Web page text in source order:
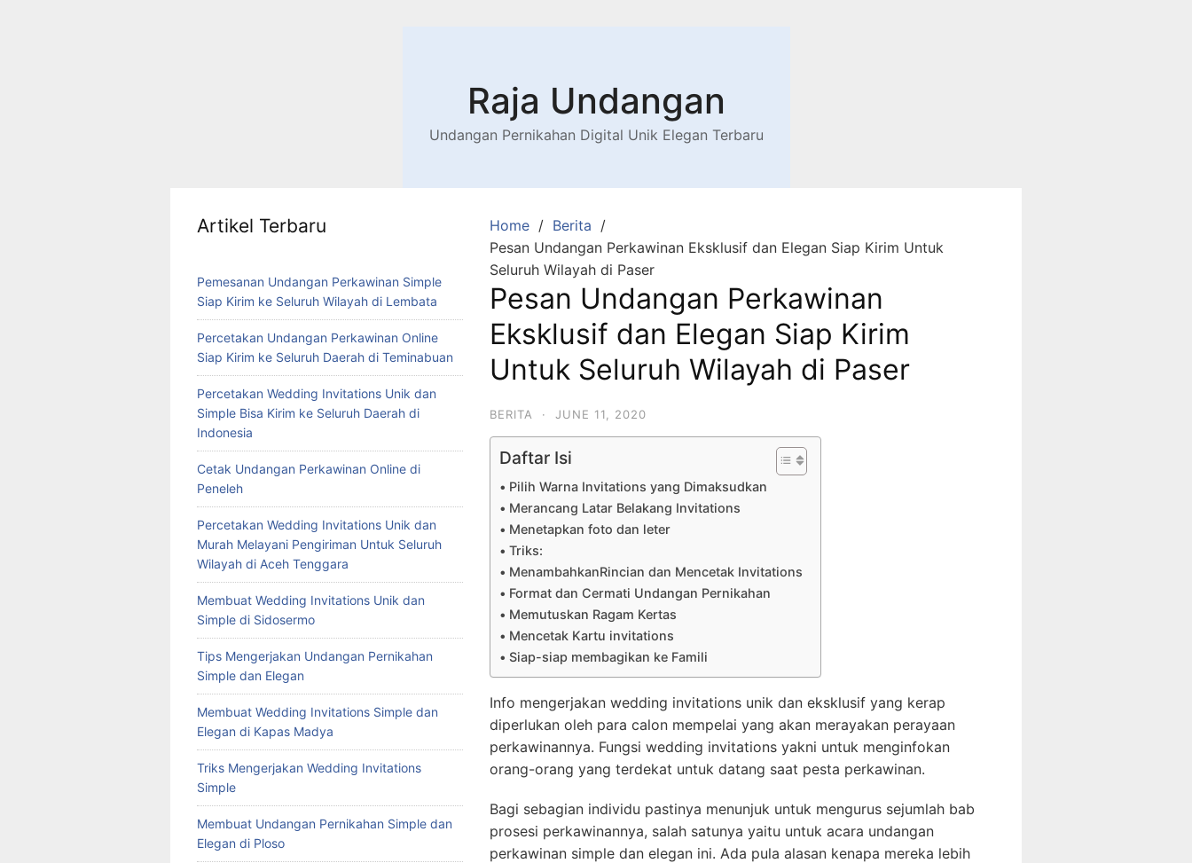
Raja Undangan
Undangan Pernikahan Digital Unik Elegan Terbaru
Home
Berita
Pesan Undangan Perkawinan Eksklusif dan Elegan Siap Kirim Untuk
Seluruh Wilayah di Paser
Pesan Undangan Perkawinan
Eksklusif dan Elegan Siap Kirim
Untuk Seluruh Wilayah di Paser
BERITA · JUNE 11, 2020
Daftar Isi
Pilih Warna Invitations yang Dimaksudkan
Merancang Latar Belakang Invitations
Menetapkan foto dan leter
Triks:
MenambahkanRincian dan Mencetak Invitations
Format dan Cermati Undangan Pernikahan
Memutuskan Ragam Kertas
Mencetak Kartu invitations
Siap-siap membagikan ke Famili
Info mengerjakan wedding invitations unik dan eksklusif yang kerap
diperlukan oleh para calon mempelai yang akan merayakan perayaan
perkawinannya. Fungsi wedding invitations yakni untuk menginfokan
orang-orang yang terdekat untuk datang saat pesta perkawinan.
Bagi sebagian individu pastinya menunjuk untuk mengurus sejumlah bab
prosesi perkawinannya, salah satunya yaitu untuk acara undangan
perkawinan simple dan elegan ini. Ada pula alasan kenapa mereka lebih
Artikel Terbaru
Pemesanan Undangan Perkawinan Simple
Siap Kirim ke Seluruh Wilayah di Lembata
Percetakan Undangan Perkawinan Online
Siap Kirim ke Seluruh Daerah di Teminabuan
Percetakan Wedding Invitations Unik dan
Simple Bisa Kirim ke Seluruh Daerah di
Indonesia
Cetak Undangan Perkawinan Online di
Peneleh
Percetakan Wedding Invitations Unik dan
Murah Melayani Pengiriman Untuk Seluruh
Wilayah di Aceh Tenggara
Membuat Wedding Invitations Unik dan
Simple di Sidosermo
Tips Mengerjakan Undangan Pernikahan
Simple dan Elegan
Membuat Wedding Invitations Simple dan
Elegan di Kapas Madya
Triks Mengerjakan Wedding Invitations
Simple
Membuat Undangan Pernikahan Simple dan
Elegan di Ploso